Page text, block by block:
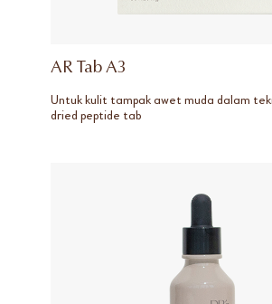
AR Tab A3
Untuk kulit tampak awet muda dalam
dried peptide tab